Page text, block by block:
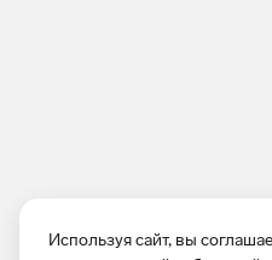
Используя сайт, вы